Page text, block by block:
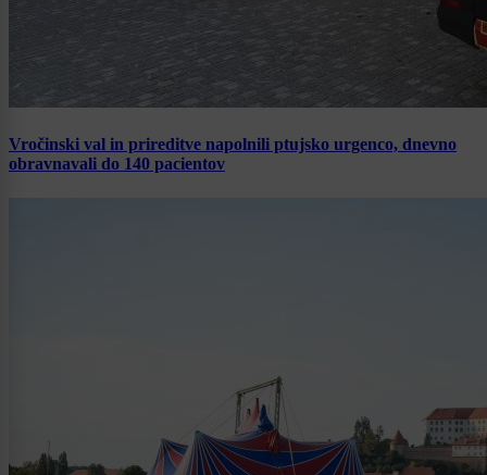
Vročinski val in prireditve napolnili ptujsko urgenco, dnevno
obravnavali do 140 pacientov